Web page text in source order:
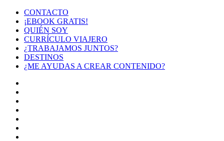
CONTACTO
¡EBOOK GRATIS!
QUIÉN SOY
CURRÍCULO VIAJERO
¿TRABAJAMOS JUNTOS?
DESTINOS
¿ME AYUDAS A CREAR CONTENIDO?